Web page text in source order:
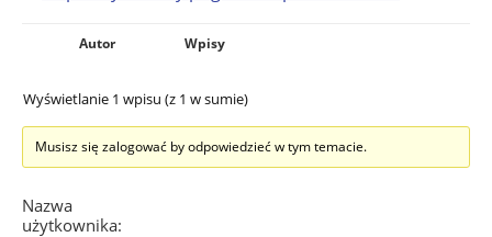
Autor Wpisy
Wyświetlanie 1 wpisu (z 1 w sumie)
Musisz się zalogować by odpowiedzieć w tym temacie.
Nazwa
użytkownika: